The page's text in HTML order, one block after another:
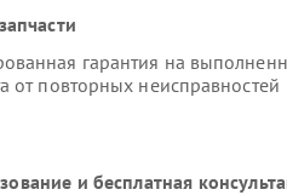
гарантия на
от повторных неисправностей
и бесплатная